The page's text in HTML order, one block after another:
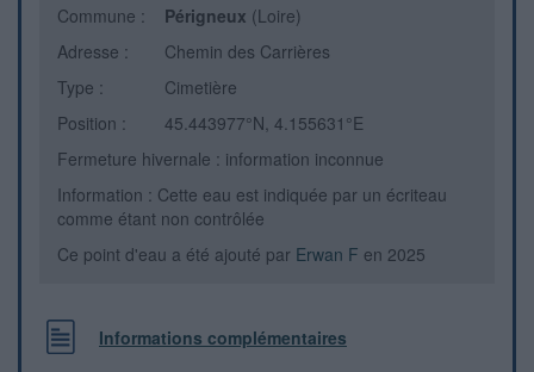
Commune : Périgneux (Loire)
Adresse :
Chemin des Carrières
Type :
Cimetière
Position :
45.443977°N, 4.155631°E
Fermeture hivernale : information inconnue
Information : Cette eau est indiquée par un écriteau
comme étant non contrôlée
Ce point d'eau a été ajouté par Erwan F en 2025
Informations complémentaires